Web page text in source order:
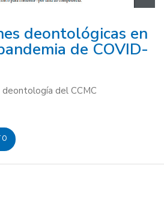
deontológicas en
de COVID-
del CCMC